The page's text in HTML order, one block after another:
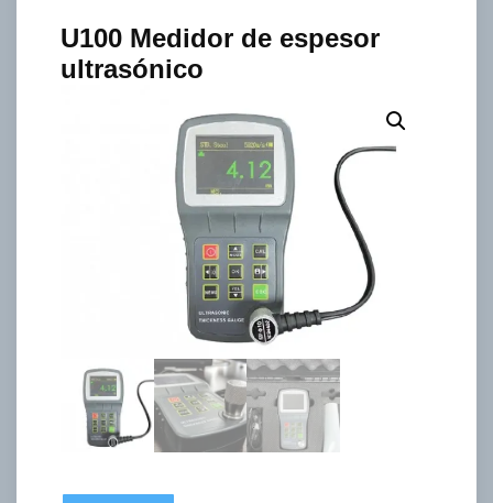
U100 Medidor de espesor
ultrasónico